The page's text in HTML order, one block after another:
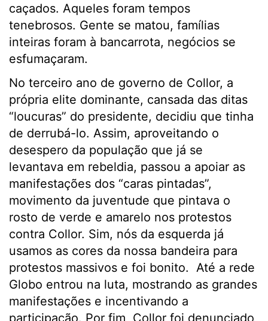
caçados. Aqueles foram tempos
tenebrosos. Gente se matou, famílias
inteiras foram à bancarrota, negócios se
esfumaçaram.
No terceiro ano de governo de Collor, a
própria elite dominante, cansada das ditas
“loucuras” do presidente, decidiu que tinha
de derrubá-lo. Assim, aproveitando o
desespero da população que já se
levantava em rebeldia, passou a apoiar as
manifestações dos “caras pintadas”,
movimento da juventude que pintava o
rosto de verde e amarelo nos protestos
contra Collor. Sim, nós da esquerda já
usamos as cores da nossa bandeira para
protestos massivos e foi bonito. Até a rede
Globo entrou na luta, mostrando as grandes
manifestações e incentivando a
participação. Por fim, Collor foi denunciado